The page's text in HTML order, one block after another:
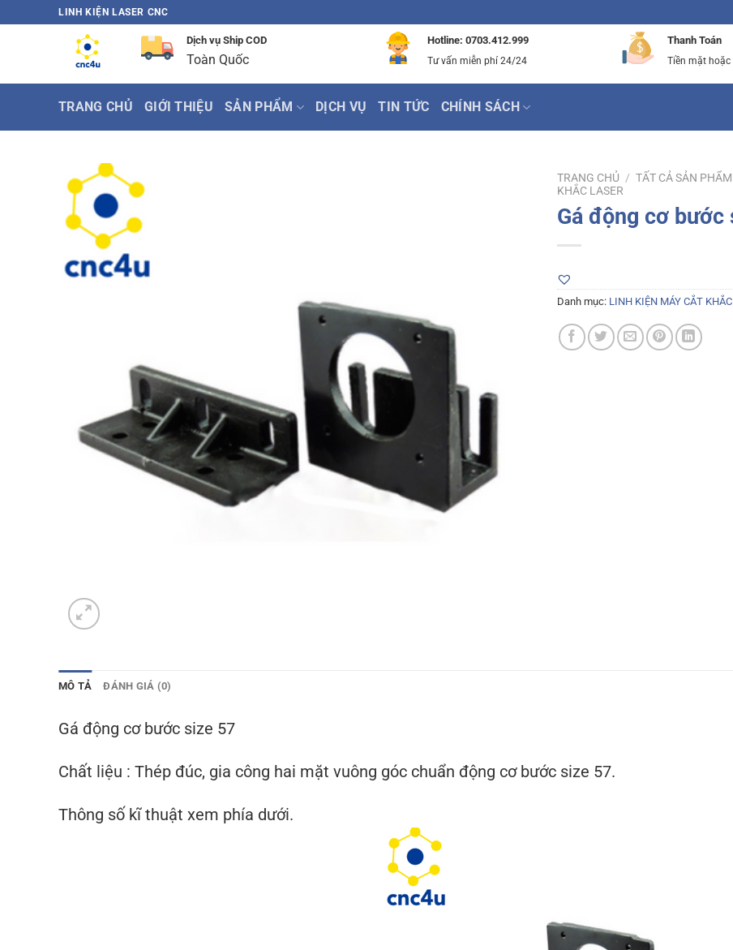
qua
LINH KIỆN LASER CNC
Dịch vụ Ship COD
Toàn Quốc
Hotline: 0703.412.999
Tư vấn miễn phí 24/24
Thanh Toán
Tiền mặt hoặc
TRANG CHỦ GIỚI THIỆU SẢN PHẨM DỊCH VỤ TIN TỨC CHÍNH SÁCH
TRANG CHỦ / TẤT CẢ SẢN PHẨM
KHẮC LASER
Gá động cơ bước
Danh mục: LINH KIỆN MÁY CẮT
MÔ TẢ ĐÁNH GIÁ (0)
Gá động cơ bước size 57
Chất liệu : Thép đúc, gia công hai mặt vuông góc chuẩn động cơ bước size 57.
Thông số kĩ thuật xem phía dưới.